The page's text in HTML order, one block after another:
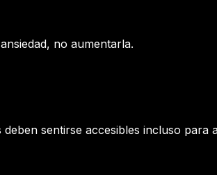
no aumentarla.
sentirse accesibles incluso para